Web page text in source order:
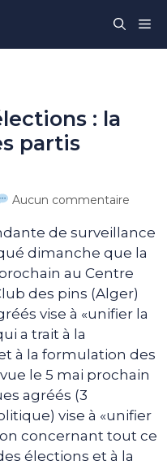
: la
partis
Aucun commentaire
de surveillance
dimanche que la
au Centre
des pins (Alger)
vise à «unifier la
a trait à la
à la formulation des
le 5 mai prochain
agréés (3
vise à «unifier
concernant tout ce
élections et à la